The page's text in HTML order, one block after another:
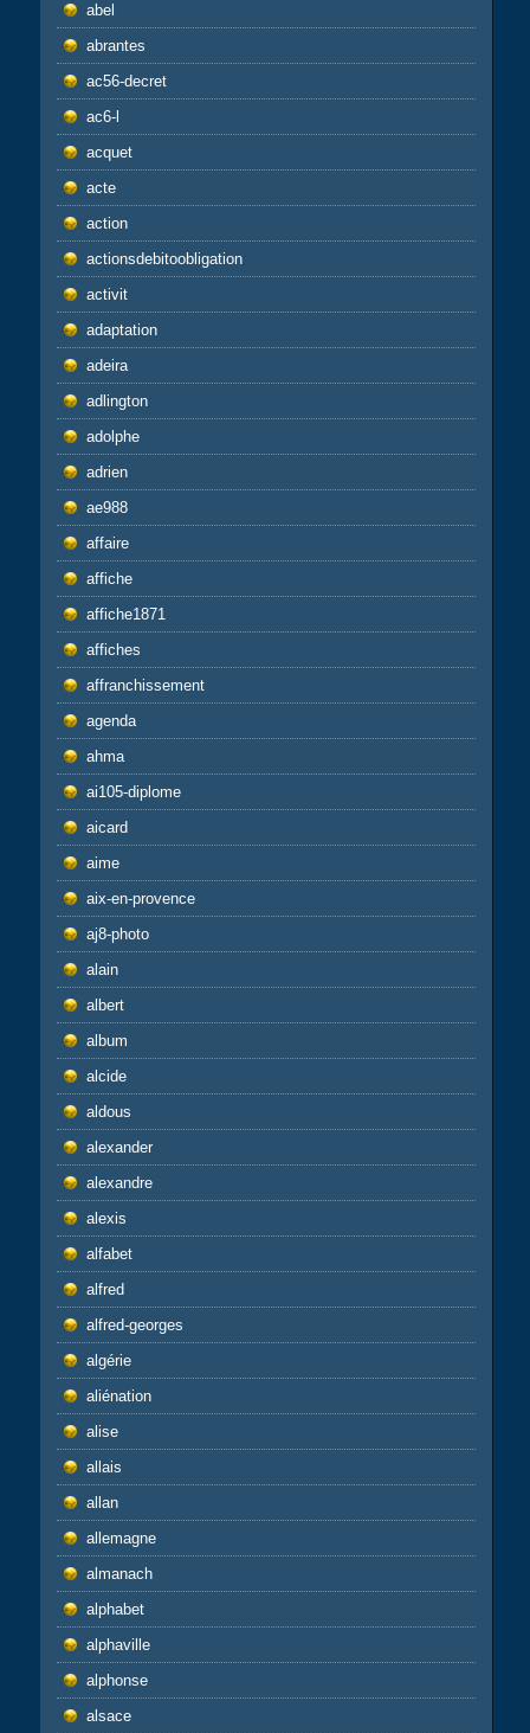
abel
abrantes
ac56-decret
ac6-l
acquet
acte
action
actionsdebitoobligation
activit
adaptation
adeira
adlington
adolphe
adrien
ae988
affaire
affiche
affiche1871
affiches
affranchissement
agenda
ahma
ai105-diplome
aicard
aime
aix-en-provence
aj8-photo
alain
albert
album
alcide
aldous
alexander
alexandre
alexis
alfabet
alfred
alfred-georges
algérie
aliénation
alise
allais
allan
allemagne
almanach
alphabet
alphaville
alphonse
alsace